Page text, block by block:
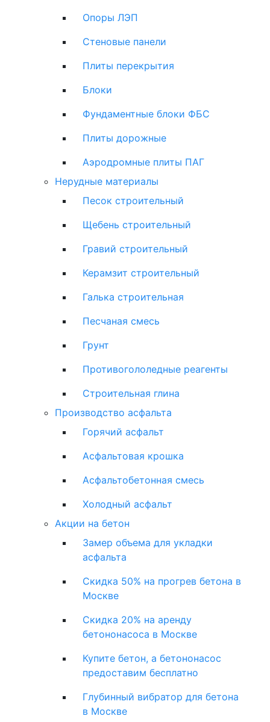
Опоры ЛЭП
Стеновые панели
Плиты перекрытия
Блоки
Фундаментные блоки ФБС
Плиты дорожные
Аэродромные плиты ПАГ
Нерудные материалы
Песок строительный
Щебень строительный
Гравий строительный
Керамзит строительный
Галька строительная
Песчаная смесь
Грунт
Противогололедные реагенты
Строительная глина
Производство асфальта
Горячий асфальт
Асфальтовая крошка
Асфальтобетонная смесь
Холодный асфальт
Акции на бетон
Замер объема для укладки
асфальта
Скидка 50% на прогрев бетона в
Москве
Скидка 20% на аренду
бетононасоса в Москве
Купите бетон, а бетононасос
предоставим бесплатно
Глубинный вибратор для бетона
в Москве